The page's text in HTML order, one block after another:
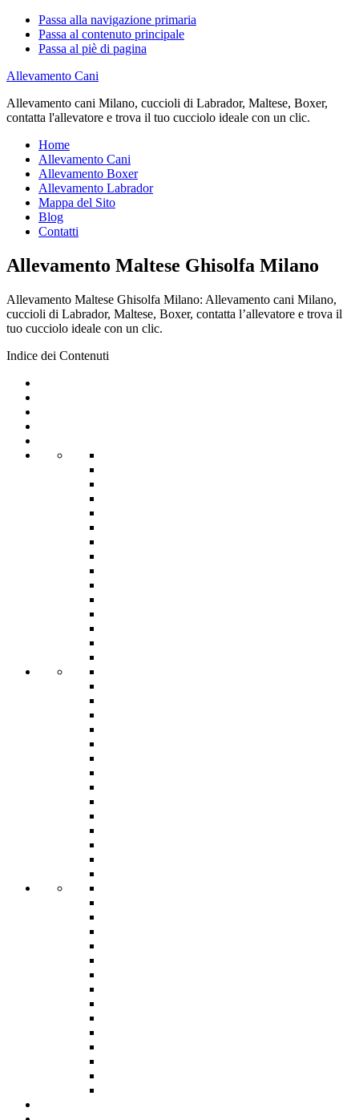
Passa alla navigazione primaria
Passa al contenuto principale
Passa al piè di pagina
Allevamento Cani
Allevamento cani Milano, cuccioli di Labrador, Maltese, Boxer,
contatta l'allevatore e trova il tuo cucciolo ideale con un clic.
Home
Allevamento Cani
Allevamento Boxer
Allevamento Labrador
Mappa del Sito
Blog
Contatti
Allevamento Maltese Ghisolfa Milano
Allevamento Maltese Ghisolfa Milano: Allevamento cani Milano,
cuccioli di Labrador, Maltese, Boxer, contatta l’allevatore e trova il
tuo cucciolo ideale con un clic.
Indice dei Contenuti